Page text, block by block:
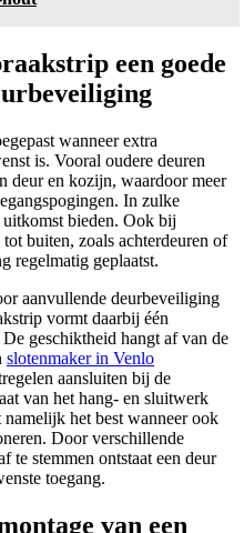
een goede
wanneer extra
is. Vooral oudere deuren
deur en kozijn, waardoor meer
In zulke
uitkomst bieden. Ook bij
buiten, zoals achterdeuren of
regelmatig geplaatst.
aanvullende deurbeveiliging
vormt daarbij één
geschiktheid hangt af van de
slotenmaker in Venlo
aansluiten bij de
van het hang- en sluitwerk
het best wanneer ook
Door verschillende
te stemmen ontstaat een deur
toegang.
van een